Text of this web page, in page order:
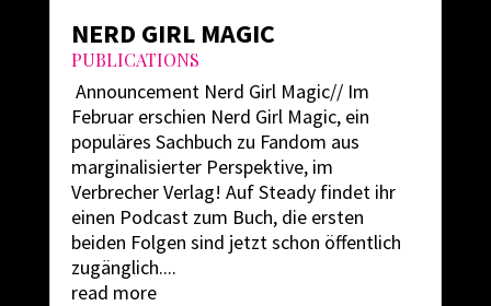
NERD GIRL MAGIC
PUBLICATIONS
Announcement Nerd Girl Magic// Im
Februar erschien Nerd Girl Magic, ein
populäres Sachbuch zu Fandom aus
marginalisierter Perspektive, im
Verbrecher Verlag! Auf Steady findet ihr
einen Podcast zum Buch, die ersten
beiden Folgen sind jetzt schon öffentlich
zugänglich....
read more